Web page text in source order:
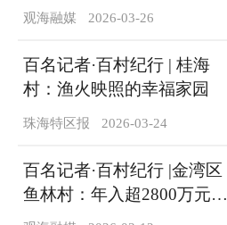
引客来！
观海融媒 2026-03-26
百名记者·百村纪行 | 桂海
村：渔火映照的幸福家园
珠海特区报 2026-03-24
百名记者·百村纪行 |金湾区
鱼林村：年入超2800万元，
借“光”再生金！